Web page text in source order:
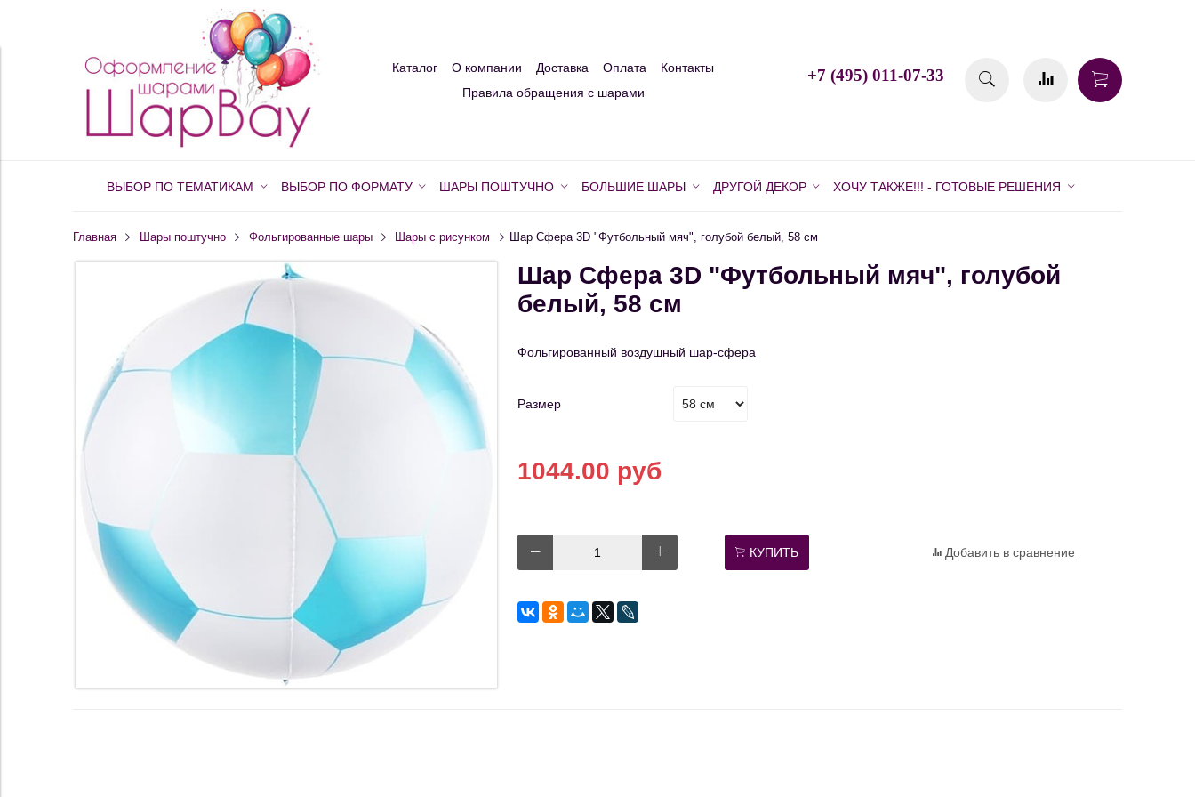
Каталог О компании Доставка Оплата
Контакты
Правила обращения с шарами
+7 (495) 011-07-33
ВЫБОР ПО ТЕМАТИКАМ ВЫБОР ПО ФОРМАТУ ШАРЫ ПОШТУЧНО БОЛЬШИЕ ШАРЫ ДРУГОЙ ДЕКОР ХОЧУ ТАКЖЕ!!! - ГОТОВЫЕ РЕШЕНИЯ
Главная Шары поштучно Фольгированные шары Шары с рисунком Шар Сфера 3D "Футбольный мяч", голубой белый, 58 см
Шар Сфера 3D "Футбольный мяч", голубой
белый, 58 см
Фольгированный воздушный шар-сфера
Размер
1044.00 руб
КУПИТЬ Добавить в сравнение